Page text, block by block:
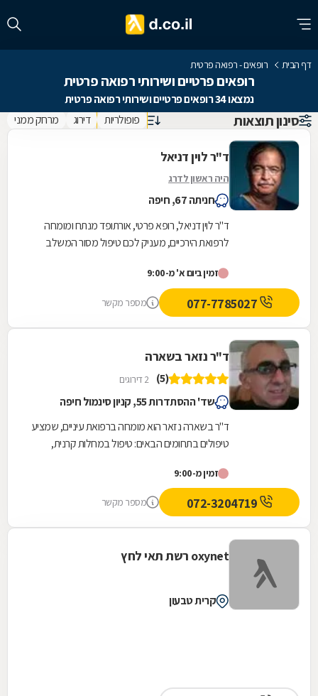
דף הבית רופאים - רפואה פרטית
רופאים פרטיים ושירותי רפואה פרטית
נמצאו 34 רופאים פרטיים ושירותי רפואה פרטית
סינון תוצאות פופולריות דירוג מרחק ממני
ד"ר לוין דניאל
היה ראשון לדרג
חניתה 67, חיפה
ד"ר לוין דניאל, רופא פרטי, אורתופד מנתח ומומחה
לרפואת הירכיים, מעניק לכם טיפול מסור המשלב
לפני...זמין ביום א' מ-9:00
מספר מקשר
ד"ר נזאר בשארה
(5) 2 דירוגים
שד' ההסתדרות 55, קניון סינמול חיפה
ד"ר בשארה נזאר הוא מומחה ברפואת עיניים, שמציע
טיפולים בתחומים הבאים: טיפול במחלות קרנית,
מינסקלרה...
זמין מ-9:00
מספר מקשר
oxynet רשת תאי לחץ
קרית טבעון